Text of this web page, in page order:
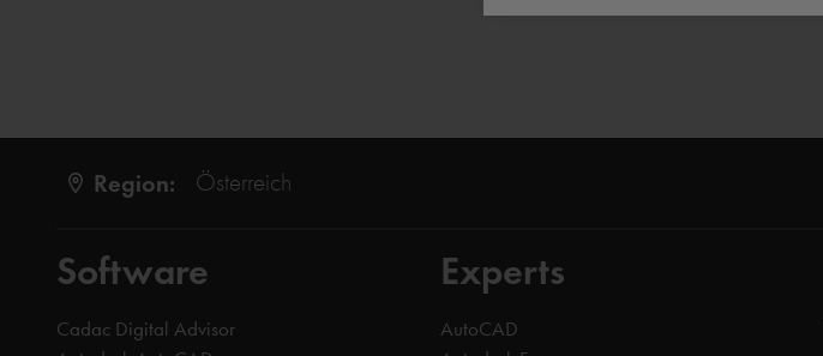
Region: Österreich
Software
Cadac Digital Advisor
Experts
AutoCAD